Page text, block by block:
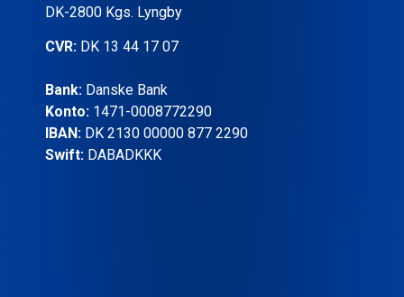
DK-2800 Kgs. Lyngby
CVR: DK 13 44 17 07
Bank: Danske Bank
Konto: 1471-0008772290
IBAN: DK 2130 00000 877 2290
Swift: DABADKKK